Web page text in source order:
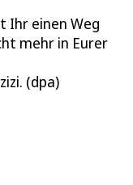
Ihr einen Weg
mehr in Eurer
(dpa)